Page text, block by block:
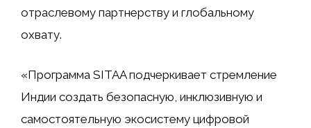
отраслевому партнерству и глобальному
охвату.
«Программа SITAA подчеркивает стремление
Индии создать безопасную, инклюзивную и
самостоятельную экосистему цифровой